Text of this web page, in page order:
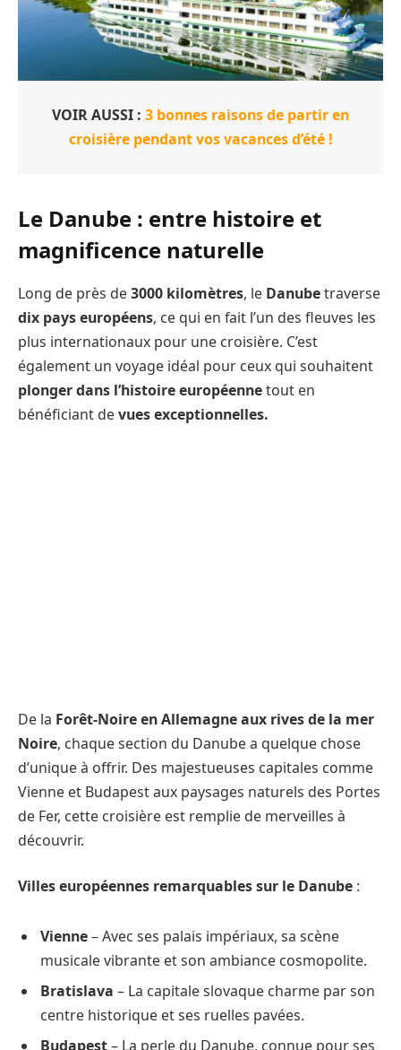
VOIR AUSSI : 3 bonnes raisons de partir en
croisière pendant vos vacances d’été !
Le Danube : entre histoire et
magnificence naturelle
Long de près de3000 kilomètres, le Danubetraverse
dix pays européens, ce qui en fait l’un des fleuves les
plus internationaux pour une croisière. C’est
également un voyage idéal pour ceux qui souhaitent
plonger dans l’histoire européennetout en
bénéficiant devues exceptionnelles.
De la Forêt-Noire en Allemagne aux rives de la mer
Noire, chaque section du Danube a quelque chose
d’unique à offrir. Des majestueuses capitales comme
Vienne et Budapest aux paysages naturels des Portes
de Fer, cette croisière est remplie de merveilles à
découvrir.
Villes européennes remarquables sur le Danube :
Vienne– Avec ses palais impériaux, sa scène
musicale vibrante et son ambiance cosmopolite.
Bratislava – La capitale slovaque charme par son
centre historique et ses ruelles pavées.
Budapest– La perle du Danube, connue pour ses